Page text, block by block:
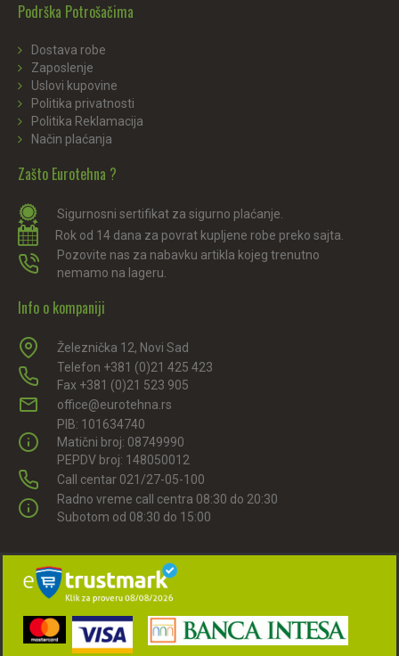
Podrška Potrošačima
Dostava robe
Zaposlenje
Uslovi kupovine
Politika privatnosti
Politika Reklamacija
Način plaćanja
Zašto Eurotehna ?
Sigurnosni sertifikat za sigurno plaćanje.
Rok od 14 dana za povrat kupljene robe preko sajta.
Pozovite nas za nabavku artikla kojeg trenutno
nemamo na lageru.
Info o kompaniji
Železnička 12, Novi Sad
Telefon +381 (0)21 425 423
Fax +381 (0)21 523 905
office@eurotehna.rs
PIB: 101634740
Matični broj: 08749990
PEPDV broj: 148050012
Call centar 021/27-05-100
Radno vreme call centra 08:30 do 20:30
Subotom od 08:30 do 15:00